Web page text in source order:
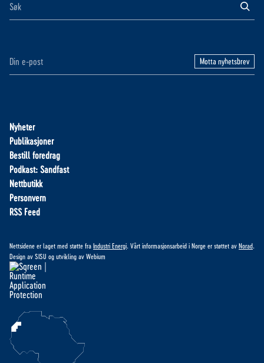
Motta nyhetsbrev
Nyheter
Publikasjoner
Bestill foredrag
Podkast: Sandfast
Nettbutikk
Personvern
RSS Feed
Nettsidene er laget med støtte fra Industri Energi . Vårt informasjonsarbeid i Norge er støttet av Norad
Design av SISU og utvikling av Webium